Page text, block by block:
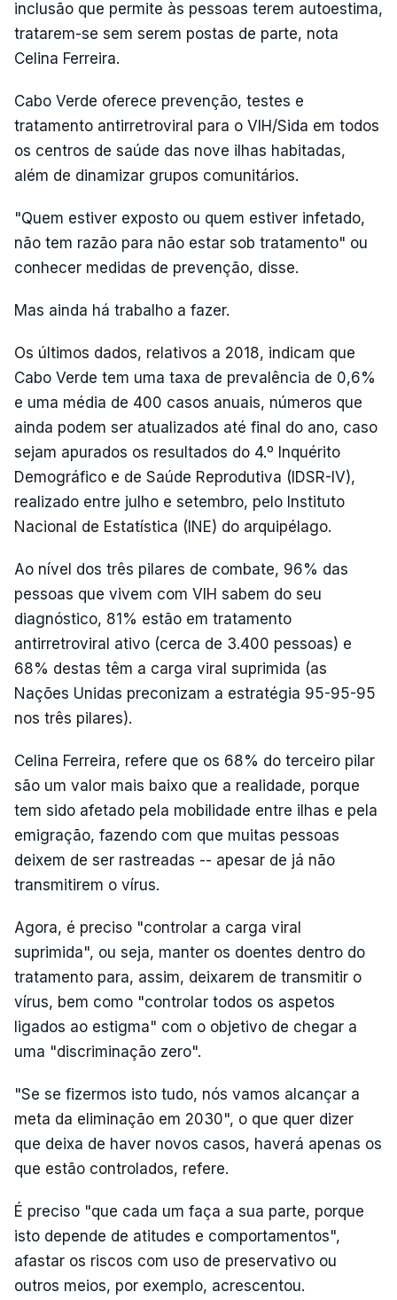
inclusão que permite às pessoas terem autoestima,
tratarem-se sem serem postas de parte, nota
Celina Ferreira.
Cabo Verde oferece prevenção, testes e
tratamento antirretroviral para o VIH/Sida em todos
os centros de saúde das nove ilhas habitadas,
além de dinamizar grupos comunitários.
"Quem estiver exposto ou quem estiver infetado,
não tem razão para não estar sob tratamento" ou
conhecer medidas de prevenção, disse.
Mas ainda há trabalho a fazer.
Os últimos dados, relativos a 2018, indicam que
Cabo Verde tem uma taxa de prevalência de 0,6%
e uma média de 400 casos anuais, números que
ainda podem ser atualizados até final do ano, caso
sejam apurados os resultados do 4.º Inquérito
Demográfico e de Saúde Reprodutiva (IDSR-IV),
realizado entre julho e setembro, pelo Instituto
Nacional de Estatística (INE) do arquipélago.
Ao nível dos três pilares de combate, 96% das
pessoas que vivem com VIH sabem do seu
diagnóstico, 81% estão em tratamento
antirretroviral ativo (cerca de 3.400 pessoas) e
68% destas têm a carga viral suprimida (as
Nações Unidas preconizam a estratégia 95-95-95
nos três pilares).
Celina Ferreira, refere que os 68% do terceiro pilar
são um valor mais baixo que a realidade, porque
tem sido afetado pela mobilidade entre ilhas e pela
emigração, fazendo com que muitas pessoas
deixem de ser rastreadas -- apesar de já não
transmitirem o vírus.
Agora, é preciso "controlar a carga viral
suprimida", ou seja, manter os doentes dentro do
tratamento para, assim, deixarem de transmitir o
vírus, bem como "controlar todos os aspetos
ligados ao estigma" com o objetivo de chegar a
uma "discriminação zero".
"Se se fizermos isto tudo, nós vamos alcançar a
meta da eliminação em 2030", o que quer dizer
que deixa de haver novos casos, haverá apenas os
que estão controlados, refere.
É preciso "que cada um faça a sua parte, porque
isto depende de atitudes e comportamentos",
afastar os riscos com uso de preservativo ou
outros meios, por exemplo, acrescentou.